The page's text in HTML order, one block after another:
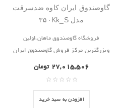
گاوصندوق ایران کاوه ضدسرقت
مدل ۳۵۰Kk_S
فروشگاه گاوصندوق ماهان،اولین
وبزرگترین مرکز فروش گاوصندوق ایران
۲۷,۰۱۵,۵۰۶ تومان
افزودن به سبد خرید